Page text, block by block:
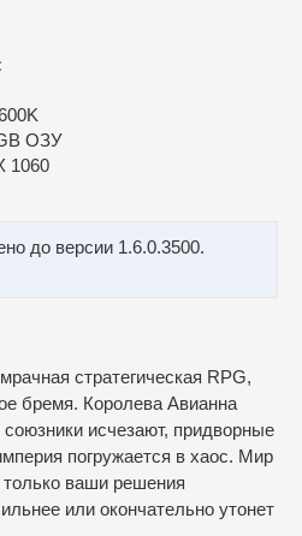
ОЗУ
1060
до версии 1.6.0.3500.
стратегическая RPG,
бремя. Королева Авианна
союзники исчезают, придворные
погружается в хаос. Мир
только ваши решения
или окончательно утонет